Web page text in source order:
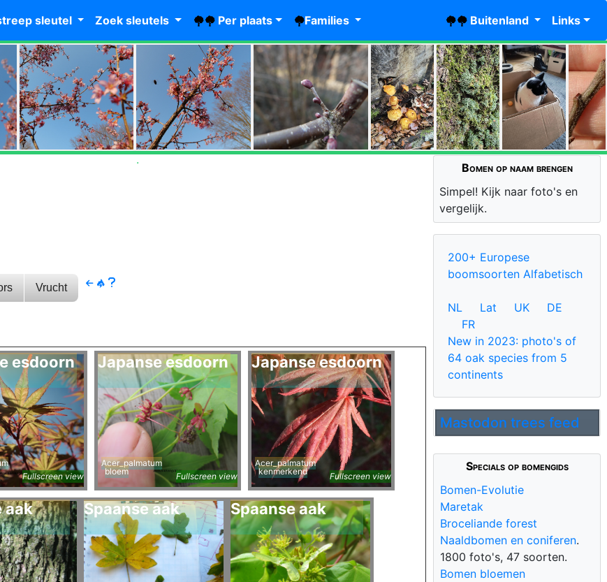
sleutel Zoek sleutels Per plaats Families Buitenland Links
.
.
Vrucht
esdoorn
Fullscreen view
Japanse esdoorn
Acer_palmatum
bloem
Fullscreen view
Japanse esdoorn
Acer_palmatum
kenmerkend
Fullscreen view
aak Spaanse aak Spaanse aak
Bomen op naam brengen
Simpel! Kijk naar foto's en
vergelijk.
200+ Europese
boomsoorten Alfabetisch
NL Lat UK
DE
FR
New in 2023: photo's of
64 oak species from 5
continents
Mastodon trees feed
Specials op bomengids
Bomen-Evolutie
Maretak
Broceliande forest
Naaldbomen en coniferen.
1800 foto's, 47 soorten.
Bomen bloemen